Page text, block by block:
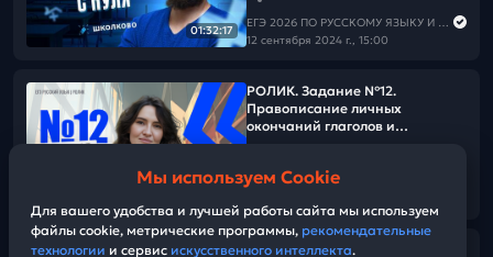
01:32:17
ЕГЭ 2026 ПО РУССКОМУ ЯЗЫКУ И МАТЕМАТИКЕ
12 сентября 2024 г., 15:00
13:19
РОЛИК. Задание №12.
Правописание личных
окончаний глаголов и
ФСУ. Преобразование
Мы используем Cookie
Для вашего удобства и лучшей работы сайта мы используем
файлы cookie, метрические программы, рекомендательные
технологии и сервис искусственного интеллекта.